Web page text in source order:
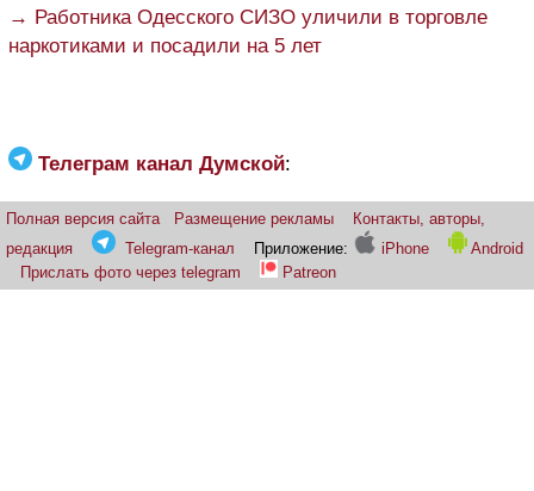
→ Работника Одесского СИЗО уличили в торговле
наркотиками и посадили на 5 лет
Телеграм канал Думской:
Полная версия сайта Размещение рекламы
Контакты, авторы,
редакция
Telegram-канал Приложение: iPhone
Android
Прислать фото через telegram
Patreon